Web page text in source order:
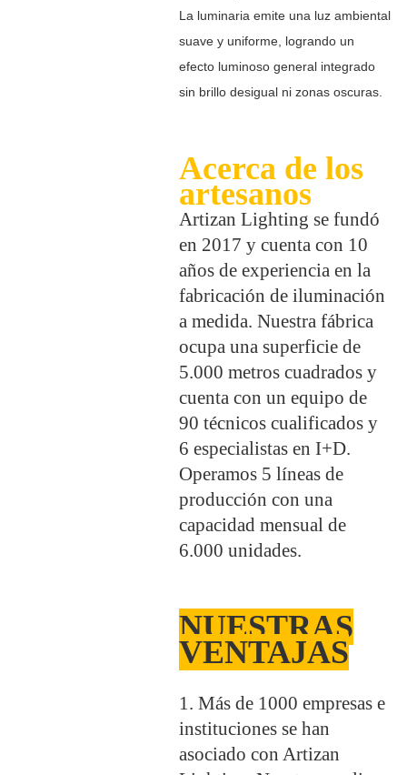
La luminaria emite una luz ambiental
suave y uniforme, logrando un
efecto luminoso general integrado
sin brillo desigual ni zonas oscuras.
Acerca de los
artesanos
Artizan Lighting se fundó
en 2017 y cuenta con 10
años de experiencia en la
fabricación de iluminación
a medida. Nuestra fábrica
ocupa una superficie de
5.000 metros cuadrados y
cuenta con un equipo de
90 técnicos cualificados y
6 especialistas en I+D.
Operamos 5 líneas de
producción con una
capacidad mensual de
6.000 unidades.
NUESTRAS
VENTAJAS
1. Más de 1000 empresas e
instituciones se han
asociado con Artizan